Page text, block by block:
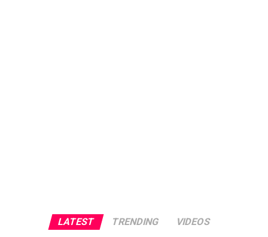
LATEST TRENDING VIDEOS